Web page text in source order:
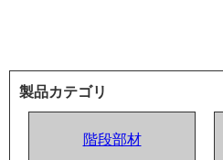
製品カテゴリ
階段部材